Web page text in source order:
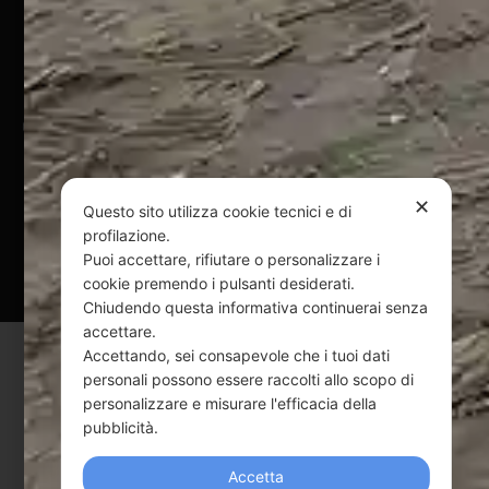
Pagamenti Sicuri
@ Copyright 2024 Webpesca è un brand Intent di Federico
Andrenacci P.Iva 01917920678
Via G. Galilei n. 2 – 64018 Tortoreto TE | REA TE-168019 |
Mail:
info@webpesca.it | Pec: federicoandrenacci@pec.it
Questo sito è protetto da Google reCAPTCHA
v3,
Privacy PolicyeTerms of Servicedi Google.
✕
Questo sito utilizza cookie tecnici e di
profilazione.
Puoi accettare, rifiutare o personalizzare i
cookie premendo i pulsanti desiderati.
Chiudendo questa informativa continuerai senza
accettare.
Accettando, sei consapevole che i tuoi dati
personali possono essere raccolti allo scopo di
personalizzare e misurare l'efficacia della
pubblicità.
Accetta